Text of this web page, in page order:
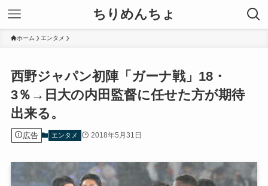
ちりめんちょ
ホーム エンタメ
西野ジャパン初陣「ガーナ戦」18・
3％→日大の内田監督に任せた方が期待
出来る。
広告 エンタメ 2018年5月31日